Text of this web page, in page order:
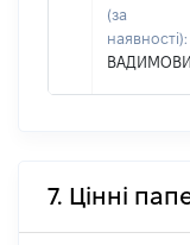
(за
наявності):
7. Цінні